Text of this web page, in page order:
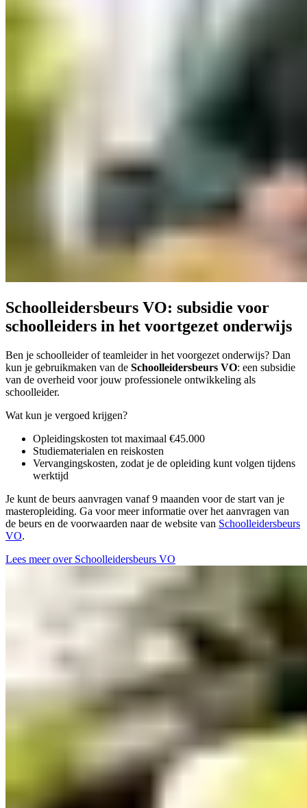
Schoolleidersbeurs VO: subsidie voor
schoolleiders in het voortgezet onderwijs
Ben je schoolleider of teamleider in het voorgezet onderwijs? Dan
kun je gebruikmaken van de Schoolleidersbeurs VO: een subsidie
van de overheid voor jouw professionele ontwikkeling als
schoolleider.
Wat kun je vergoed krijgen?
Opleidingskosten tot maximaal €45.000
Studiematerialen en reiskosten
Vervangingskosten, zodat je de opleiding kunt volgen tijdens
werktijd
Je kunt de beurs aanvragen vanaf 9 maanden voor de start van je
masteropleiding. Ga voor meer informatie over het aanvragen van
de beurs en de voorwaarden naar de website van Schoolleidersbeurs
VO.
Lees meer over Schoolleidersbeurs VO